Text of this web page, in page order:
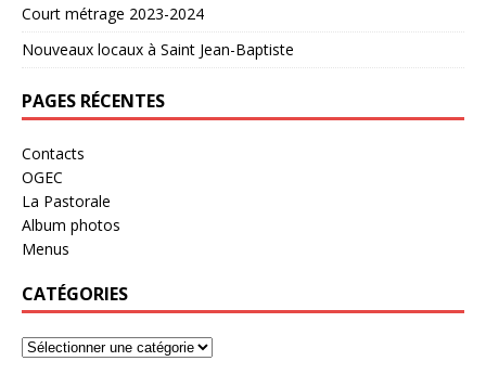
Court métrage 2023-2024
Nouveaux locaux à Saint Jean-Baptiste
PAGES RÉCENTES
Contacts
OGEC
La Pastorale
Album photos
Menus
CATÉGORIES